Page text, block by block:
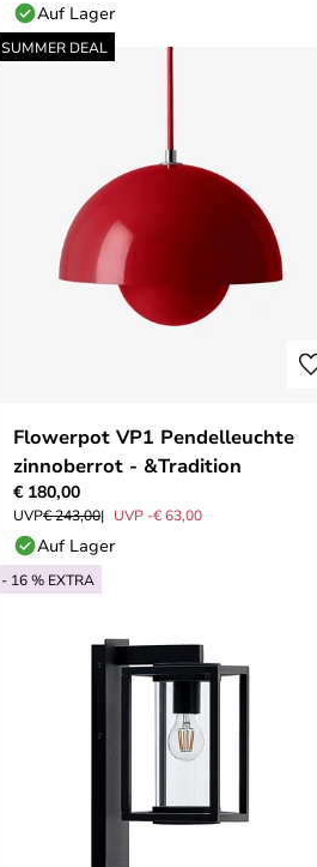
Auf Lager
SUMMER DEAL
Flowerpot VP1 Pendelleuchte
zinnoberrot - &Tradition
€ 180,00
UVP€ 243,00 UVP -€ 63,00
Auf Lager
- 16 % EXTRA